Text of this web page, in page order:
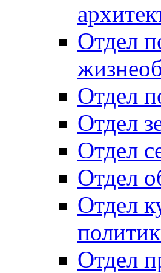
Отдел
Отдел
Отдел
Отдел
Отдел
Отдел
Отдел